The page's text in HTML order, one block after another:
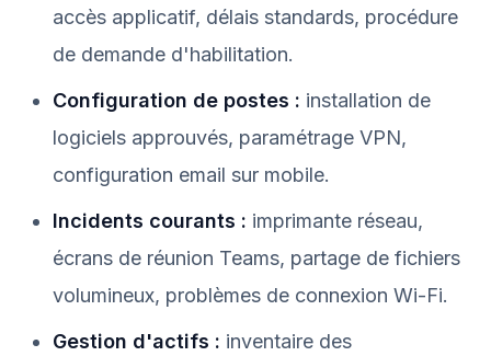
accès applicatif, délais standards, procédure
de demande d'habilitation.
Configuration de postes : installation de
logiciels approuvés, paramétrage VPN,
configuration email sur mobile.
Incidents courants : imprimante réseau,
écrans de réunion Teams, partage de fichiers
volumineux, problèmes de connexion Wi-Fi.
Gestion d'actifs : inventaire des